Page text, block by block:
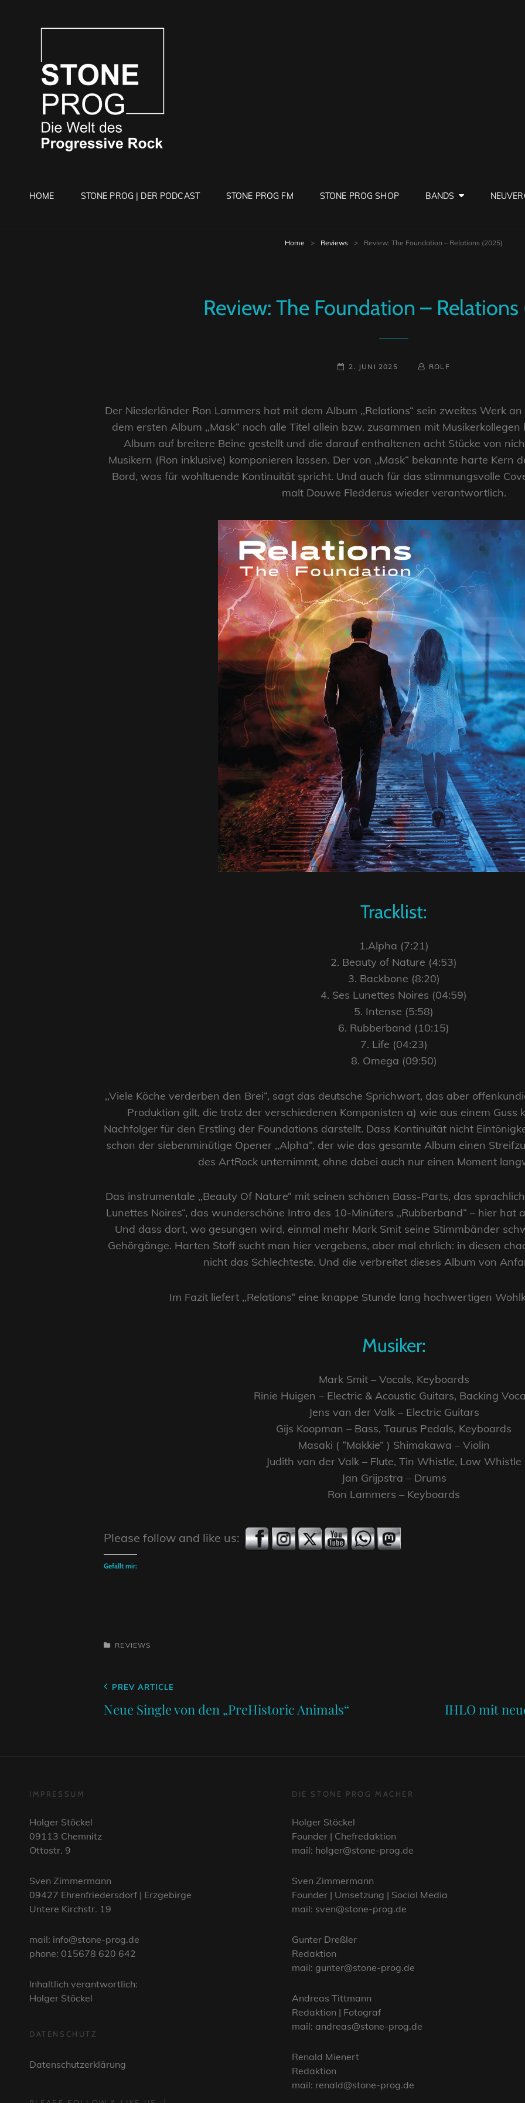
HOME STONE PROG | DER PODCAST STONE PROG FM STONE PROG SHOP BANDS
Home > Reviews > Review: The Foundation – Relations (2025)
Review: The Foundation –
POSTED-
2. JUNI 2025
BY
BYLINE
ROLF
Der Niederländer Ron Lammers hat mit dem Album ,,Relations“ sein zweites Werk
dem ersten Album ,,Mask“ noch alle Titel allein bzw. zusammen mit
Album auf breitere Beine gestellt und die darauf enthaltenen acht Stücke von
Musikern (Ron inklusive) komponieren lassen. Der von ,,Mask“ bekannte harte Kern
Bord, was für wohltuende Kontinuität spricht. Und auch für das stimmungsvolle
malt Douwe Fledderus wieder verantwortlich.
Tracklist:
1.Alpha (7:21)
2. Beauty of Nature (4:53)
3. Backbone (8:20)
4. Ses Lunettes Noires (04:59)
5. Intense (5:58)
6. Rubberband (10:15)
7. Life (04:23)
8. Omega (09:50)
,,Viele Köche verderben den Brei“, sagt das deutsche Sprichwort, das aber
Produktion gilt, die trotz der verschiedenen Komponisten a) wie aus einem
Nachfolger für den Erstling der Foundations darstellt. Dass Kontinuität nicht
schon der siebenminütige Opener ,,Alpha“, der wie das gesamte Album einen
des ArtRock unternimmt, ohne dabei auch nur einen Moment
Das instrumentale ,,Beauty Of Nature“ mit seinen schönen Bass-Parts, das
Lunettes Noires“, das wunderschöne Intro des 10-Minüters ,,Rubberband“ – hier hat
Und dass dort, wo gesungen wird, einmal mehr Mark Smit seine Stimmbänder
Gehörgänge. Harten Stoff sucht man hier vergebens, aber mal ehrlich: in diesen
nicht das Schlechteste. Und die verbreitet dieses Album von
Im Fazit liefert ,,Relations“ eine knappe Stunde lang hochwertigen
Musiker:
Mark Smit – Vocals, Keyboards
Rinie Huigen – Electric & Acoustic Guitars, Backing
Jens van der Valk – Electric Guitars
Gijs Koopman – Bass, Taurus Pedals, Keyboards
Masaki ( “Makkie” ) Shimakawa – Violin
Judith van der Valk – Flute, Tin Whistle, Low Whistle
Jan Grijpstra – Drums
Ron Lammers – Keyboards
Please follow and like us:
Gefällt mir:
CATEGORIES
REVIEWS
Beitragsnavigation
Previous
Post
PREV ARTICLE
Neue Single von den „PreHistoric Animals“ IHLO mit
IMPRESSUM
Holger Stöckel
09113 Chemnitz
Ottostr. 9
Sven Zimmermann
09427 Ehrenfriedersdorf | Erzgebirge
Untere Kirchstr. 19
mail: info@stone-prog.de
phone: 015678 620 642
Inhaltlich verantwortlich:
Holger Stöckel
DATENSCHUTZ
Datenschutzerklärung
DIE STONE PROG MACHER
Holger Stöckel
Founder | Chefredaktion
mail: holger@stone-prog.de
Sven Zimmermann
Founder | Umsetzung | Social Media
mail: sven@stone-prog.de
Gunter Dreßler
Redaktion
mail: gunter@stone-prog.de
Andreas Tittmann
Redaktion | Fotograf
mail: andreas@stone-prog.de
Renald Mienert
Redaktion
mail: renald@stone-prog.de